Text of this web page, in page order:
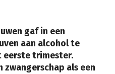
gaf in een
aan alcohol te
eerste trimester.
zwangerschap als een